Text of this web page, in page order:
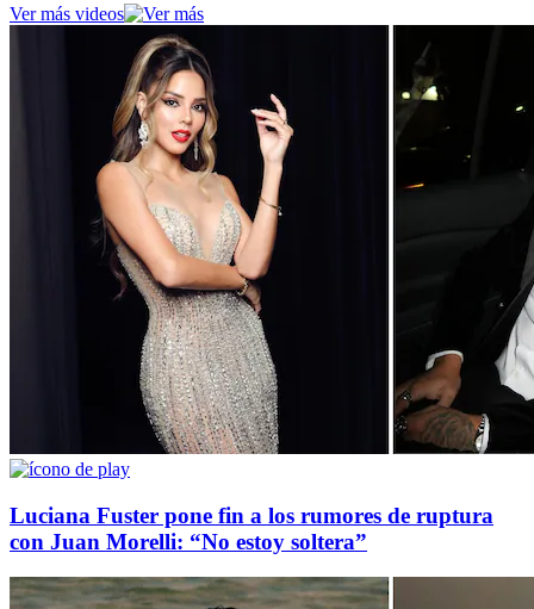
Ver más videos
Luciana Fuster pone fin a los rumores de ruptura
con Juan Morelli: “No estoy soltera”